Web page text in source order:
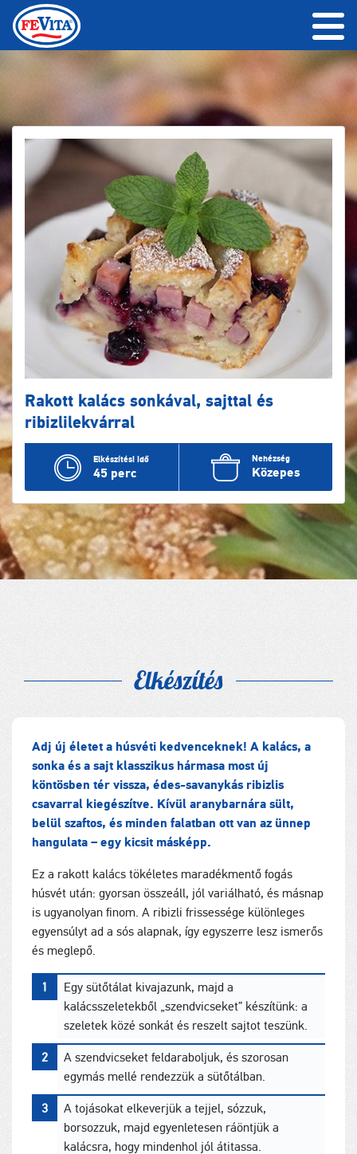
Rakott kalács sonkával, sajttal és
ribizlilekvárral
Elkészítési idő
45 perc
Nehézség
Közepes
Elkészítés
Adj új életet a húsvéti kedvenceknek! A kalács, a
sonka és a sajt klasszikus hármasa most új
köntösben tér vissza, édes-savanykás ribizlis
csavarral kiegészítve. Kívül aranybarnára sült,
belül szaftos, és minden falatban ott van az ünnep
hangulata – egy kicsit másképp.
Ez a rakott kalács tökéletes maradékmentő fogás
húsvét után: gyorsan összeáll, jól variálható, és másnap
is ugyanolyan finom. A ribizli frissessége különleges
egyensúlyt ad a sós alapnak, így egyszerre lesz ismerős
és meglepő.
Egy sütőtálat kivajazunk, majd a
kalácsszeletekből „szendvicseket” készítünk: a
szeletek közé sonkát és reszelt sajtot teszünk.
A szendvicseket feldaraboljuk, és szorosan
egymás mellé rendezzük a sütőtálban.
A tojásokat elkeverjük a tejjel, sózzuk,
borsozzuk, majd egyenletesen ráöntjük a
kalácsra, hogy mindenhol jól átitassa.